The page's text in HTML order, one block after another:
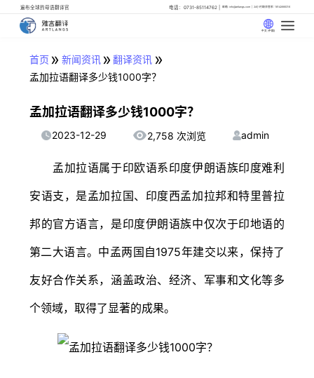
遍布全球的母语翻译官 电话：0731-85114762 邮箱: info@artlangs.com 24小时翻译管家: 18142666316
中文 (中国)
首页 » 新闻资讯» 翻译资讯 »
孟加拉语翻译多少钱1000字？
孟加拉语翻译多少钱1000字？
2023-12-29 2,758 次浏览 admin
孟加拉语属于印欧语系印度伊朗语族印度难利
安语支，是孟加拉国、印度西孟加拉邦和特里普拉
邦的官方语言，是印度伊朗语族中仅次于印地语的
第二大语言。中孟两国自1975年建交以来，保持了
友好合作关系，涵盖政治、经济、军事和文化等多
个领域，取得了显著的成果。